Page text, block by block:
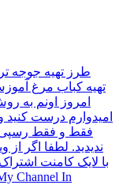
طرز تهیه جوجه
تهیه کباب مرغ
امروز اونم به
امیدوارم درست کنید
فقط و فقط رسپی
ندیدید. لطفا اگر
با لایک کامنت